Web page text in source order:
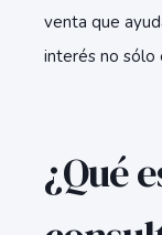
venta que
interés no sólo
¿Qué